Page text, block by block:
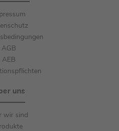
AGB
AEB
uns
wir sind